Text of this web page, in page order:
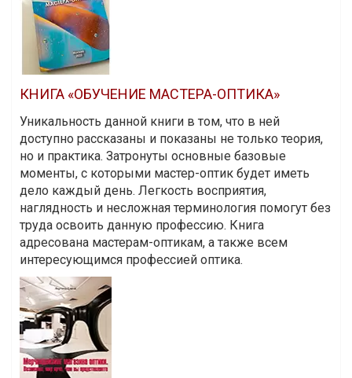
КНИГА «ОБУЧЕНИЕ МАСТЕРА-ОПТИКА»
Уникальность данной книги в том, что в ней
доступно рассказаны и показаны не только теория,
но и практика. Затронуты основные базовые
моменты, с которыми мастер-оптик будет иметь
дело каждый день. Легкость восприятия,
наглядность и несложная терминология помогут без
труда освоить данную профессию. Книга
адресована мастерам-оптикам, а также всем
интересующимся профессией оптика.